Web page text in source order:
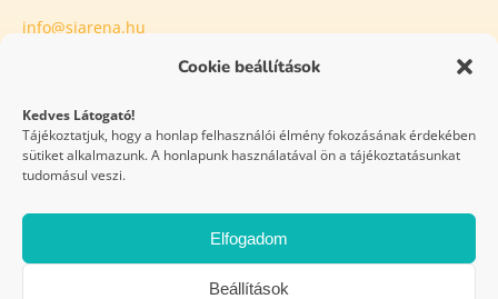
Cookie beállítások
Kedves Látogató!
Tájékoztatjuk, hogy a honlap felhasználói élmény fokozásának érdekében
sütiket alkalmazunk. A honlapunk használatával ön a tájékoztatásunkat
tudomásul veszi.
Elfogadom
Beállítások
info@siarena.hu
WEBOLDAL
Síaréna Vibe Park Eplény 2026 © Minden jog fenntartva